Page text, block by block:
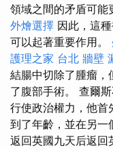
領域之間的矛盾可能
外燴選擇 因此，這
可以起著重要作用。
護理之家 台北 牆壁
結腸中切除了腫瘤，
了腹部手術。 查爾
行使政治權力，他首
到了年齡，並在另一
返回英國九天后返回